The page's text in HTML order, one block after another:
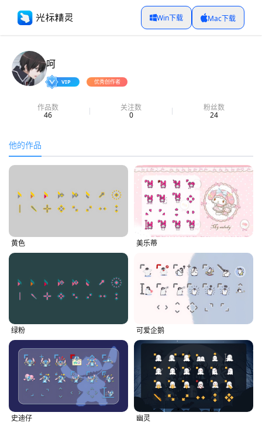
Win下载 Mac下载
呵
VIP 优秀创作者
作品数
46
关注数
0
粉丝数
24
他的作品
黄色 美乐蒂
绿粉 可爱企鹅
史迪仔 幽灵